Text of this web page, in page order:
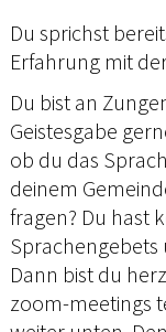
Du sprichst
Erfahrung mit
Du bist an
Geistesgabe
ob du das
deinem
fragen? Du hast
Sprachengebets
Dann bist du
zoom-meetings